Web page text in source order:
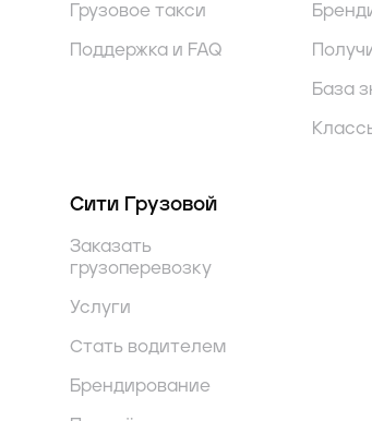
Грузовое такси
Поддержка и FAQ
База
Сити Грузовой
Заказать
грузоперевозку
Услуги
Стать водителем
Брендирование